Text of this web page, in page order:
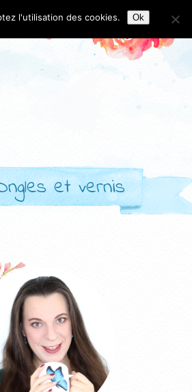
et vernis
l'utilisation des cookies. Ok